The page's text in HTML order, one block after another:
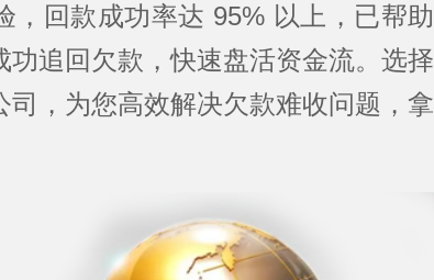
，回款成功率达 95% 以上，已帮助
功追回欠款，快速盘活资金流。选择
司，为您高效解决欠款难收问题，拿